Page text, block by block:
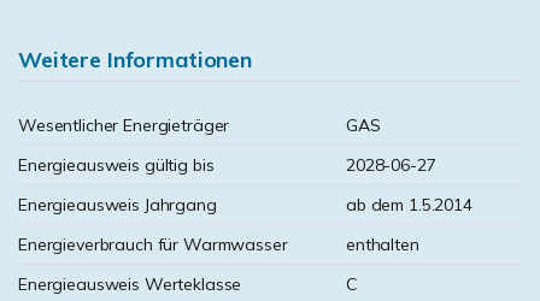
Weitere Informationen
Wesentlicher Energieträger
GAS
Energieausweis gültig bis
2028-06-27
Energieausweis Jahrgang
ab dem 1.5.2014
Energieverbrauch für Warmwasser
enthalten
Energieausweis Werteklasse
C